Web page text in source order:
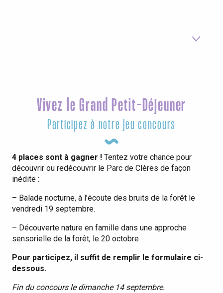
Vivez le Grand Petit-Déjeuner
Participez à notre jeu concours
4 places sont à gagner ! Tentez votre chance pour
découvrir ou redécouvrir le Parc de Clères de façon
inédite :
– Balade nocturne, à l’écoute des bruits de la forêt le
vendredi 19 septembre.
– Découverte nature en famille dans une approche
sensorielle de la forêt, le 20 octobre
Pour participez, il suffit de remplir le formulaire ci-
dessous.
Fin du concours le dimanche 14 septembre.